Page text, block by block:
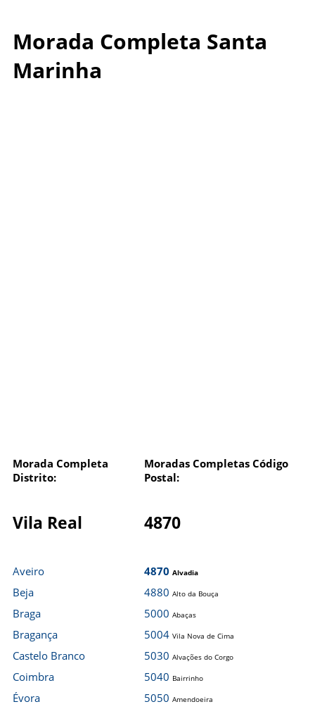
Morada Completa Santa
Marinha
Morada Completa
Distrito:
Moradas Completas Código
Postal:
Vila Real 4870
Aveiro
Beja
Braga
Bragança
Castelo Branco
Coimbra
Évora
4870 Alvadia
4880 Alto da Bouça
5000 Abaças
5004 Vila Nova de Cima
5030 Alvações do Corgo
5040 Bairrinho
5050 Amendoeira